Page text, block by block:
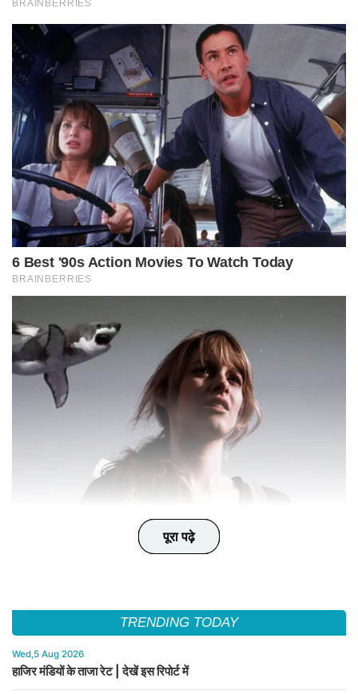
पूरा पढ़े
पूरा पढ़े
पूरा पढ़े
पूरा पढ़े
पूरा पढ़े
TRENDING TODAY
Wed,5 Aug 2026
हाजिर मंडियों के ताजा रेट | देखें इस रिपोर्ट में